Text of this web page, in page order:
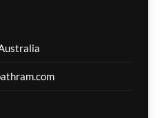
അവേ മരിച്ചു
ഇസ്മായില്‍